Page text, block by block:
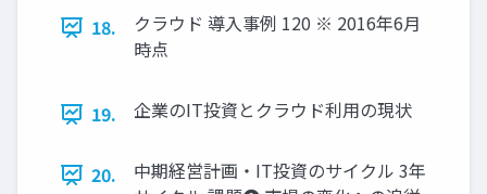
18.
クラウド 導入事例 120 ※ 2016年6月
時点
19. 企業のIT投資とクラウド利用の現状
20.
中期経営計画・IT投資のサイクル 3年